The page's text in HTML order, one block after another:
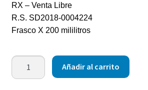
RX – Venta Libre
R.S. SD2018-0004224
Frasco X 200 mililitros
Añadir al carrito